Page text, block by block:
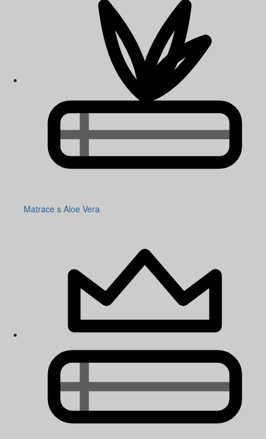
Matrace s Aloe Vera